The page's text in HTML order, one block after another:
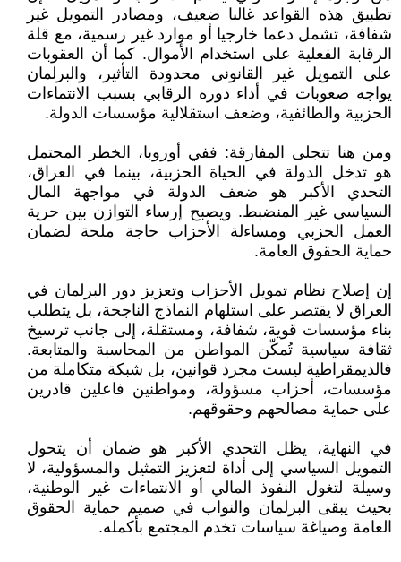
تطبيق هذه القواعد غالبا ضعيف، ومصادر التمويل غير
شفافة، تشمل دعما خارجيا أو موارد غير رسمية، مع قلة
الرقابة الفعلية على استخدام الأموال. كما أن العقوبات
على التمويل غير القانوني محدودة التأثير، والبرلمان
يواجه صعوبات في أداء دوره الرقابي بسبب الانتماءات
الحزبية والطائفية، وضعف استقلالية مؤسسات الدولة.
ومن هنا تتجلى المفارقة: ففي أوروبا، الخطر المحتمل
هو تدخل الدولة في الحياة الحزبية، بينما في العراق،
التحدي الأكبر هو ضعف الدولة في مواجهة المال
السياسي غير المنضبط. ويصبح إرساء التوازن بين حرية
العمل الحزبي ومساءلة الأحزاب حاجة ملحة لضمان
حماية الحقوق العامة.
إن إصلاح نظام تمويل الأحزاب وتعزيز دور البرلمان في
العراق لا يقتصر على استلهام النماذج الناجحة، بل يتطلب
بناء مؤسسات قوية، شفافة، ومستقلة، إلى جانب ترسيخ
ثقافة سياسية تُمكّن المواطن من المحاسبة والمتابعة.
فالديمقراطية ليست مجرد قوانين، بل شبكة متكاملة من
مؤسسات، أحزاب مسؤولة، ومواطنين فاعلين قادرين
على حماية مصالحهم وحقوقهم.
في النهاية، يظل التحدي الأكبر هو ضمان أن يتحول
التمويل السياسي إلى أداة لتعزيز التمثيل والمسؤولية، لا
وسيلة لتغول النفوذ المالي أو الانتماءات غير الوطنية،
بحيث يبقى البرلمان والنواب في صميم حماية الحقوق
العامة وصياغة سياسات تخدم المجتمع بأكمله.